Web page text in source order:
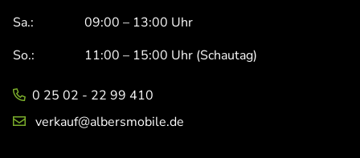
Sa.:
09:00 – 13:00 Uhr
So.:
11:00 – 15:00 Uhr (Schautag)
0 25 02 - 22 99 410
verkauf@albersmobile.de